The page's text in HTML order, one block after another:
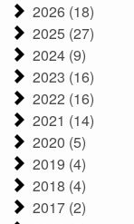
2026 (18)
2025 (27)
2024 (9)
2023 (16)
2022 (16)
2021 (14)
2020 (5)
2019 (4)
2018 (4)
2017 (2)